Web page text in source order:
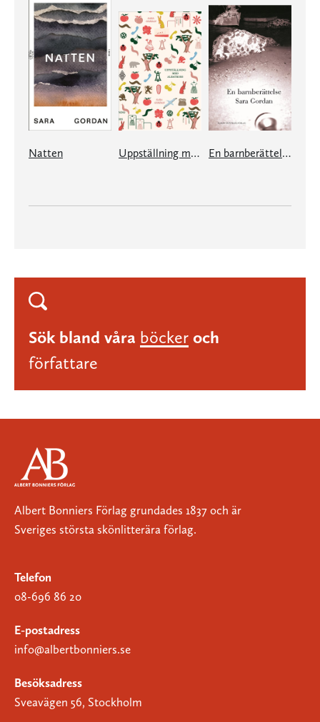
Natten Uppställning med albatross En barnberättelse
Sök bland våra böcker och
författare
Albert Bonniers Förlag grundades 1837 och är
Sveriges största skönlitterära förlag.
Telefon
08-696 86 20
E-postadress
info@albertbonniers.se
Besöksadress
Sveavägen 56, Stockholm